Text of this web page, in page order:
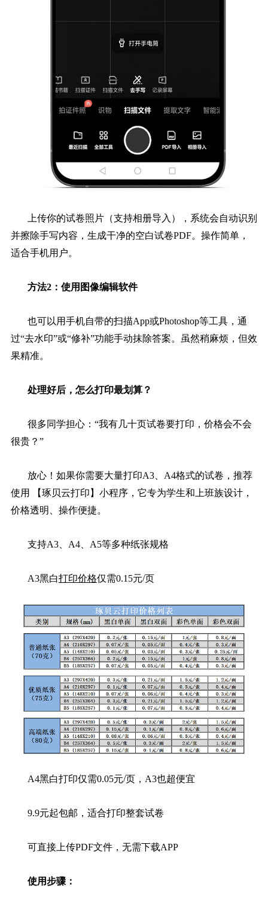
上传你的试卷照片（支持相册导入），系统会自动识别
并擦除手写内容，生成干净的空白试卷PDF。操作简单，
适合手机用户。
方法2：使用图像编辑软件
也可以用手机自带的扫描App或Photoshop等工具，通
过“去水印”或“修补”功能手动抹除答案。虽然稍麻烦，但效
果精准。
处理好后，怎么打印最划算？
很多同学担心：“我有几十页试卷要打印，价格会不会
很贵？”
放心！如果你需要大量打印A3、A4格式的试卷，推荐
使用 【琢贝云打印】小程序，它专为学生和上班族设计，
价格透明、操作便捷。
支持A3、A4、A5等多种纸张规格
A3黑白打印价格仅需0.15元/页
A4黑白打印仅需0.05元/页，A3也超便宜
9.9元起包邮，适合打印整套试卷
可直接上传PDF文件，无需下载APP
使用步骤：